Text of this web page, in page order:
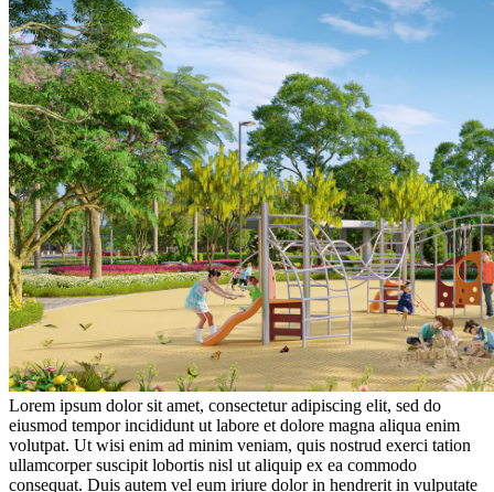
Lorem ipsum dolor sit amet, consectetur adipiscing elit, sed do
eiusmod tempor incididunt ut labore et dolore magna aliqua enim
volutpat. Ut wisi enim ad minim veniam, quis nostrud exerci tation
ullamcorper suscipit lobortis nisl ut aliquip ex ea commodo
consequat. Duis autem vel eum iriure dolor in hendrerit in vulputate